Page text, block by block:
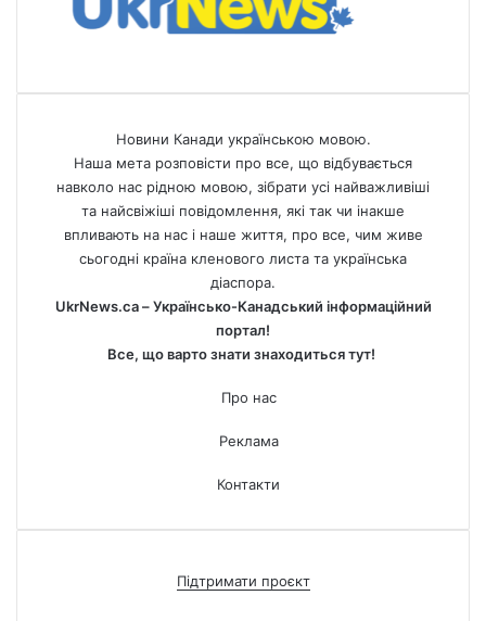
Новини Канади українською мовою.
Наша мета розповісти про все, що відбувається
навколо нас рідною мовою, зібрати усі найважливіші
та найсвіжіші повідомлення, які так чи інакше
впливають на нас і наше життя, про все, чим живе
сьогодні країна кленового листа та українська
діаспора.
UkrNews.ca – Українсько-Канадський інформаційний
портал!
Все, що варто знати знаходиться тут!
Про нас
Реклама
Контакти
Підтримати проєкт